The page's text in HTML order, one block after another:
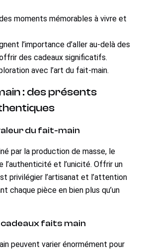
moments mémorables à vivre et
l’importance d’aller au-delà des
des cadeaux significatifs.
avec l’art du fait-main.
: des présents
du fait-main
par la production de masse, le
l’authenticité et l’unicité. Offrir un
privilégier l’artisanat et l’attention
chaque pièce en bien plus qu’un
faits main
peuvent varier énormément pour